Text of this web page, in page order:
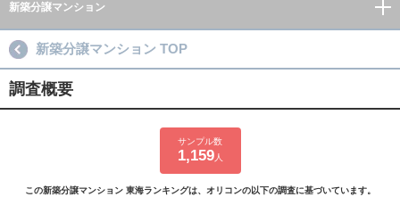
新築分譲マンション
新築分譲マンション TOP
調査概要
サンプル数
1,159人
この新築分譲マンション 東海ランキングは、オリコンの以下の調査に基づいています。